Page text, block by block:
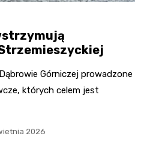
Górniczej prowadzone
których celem jest
2026